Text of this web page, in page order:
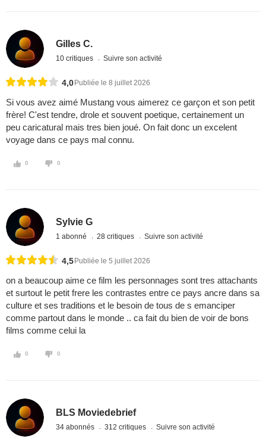
Gilles C.
10 critiques Suivre son activité
4,0 Publiée le 8 juillet 2026
Si vous avez aimé Mustang vous aimerez ce garçon et son petit
frère! C'est tendre, drole et souvent poetique, certainement un
peu caricatural mais tres bien joué. On fait donc un excelent
voyage dans ce pays mal connu.
0 0
Sylvie G
1 abonné 28 critiques Suivre son activité
4,5 Publiée le 5 juillet 2026
on a beaucoup aime ce film les personnages sont tres attachants
et surtout le petit frere les contrastes entre ce pays ancre dans sa
culture et ses traditions et le besoin de tous de s emanciper
comme partout dans le monde .. ca fait du bien de voir de bons
films comme celui la
0 0
BLS Moviedebrief
34 abonnés 312 critiques Suivre son activité